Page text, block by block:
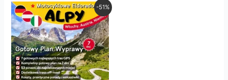
-51%
Pierwotna
cena
wynosiła:
zł197,00.
Aktualna
cena
wynosi:
zł97,00.